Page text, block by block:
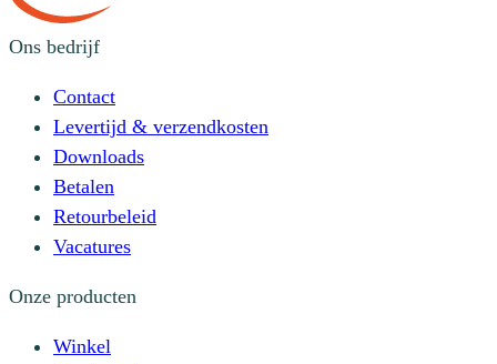
Ons bedrijf
Contact
Levertijd & verzendkosten
Downloads
Betalen
Retourbeleid
Vacatures
Onze producten
Winkel